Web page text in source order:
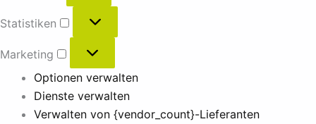
Statistiken
Marketing
Optionen verwalten
Dienste verwalten
Verwalten von {vendor_count}-Lieferanten